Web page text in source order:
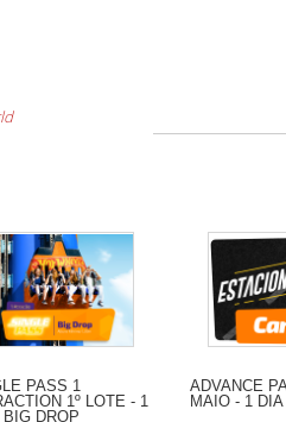
PASS 1
1º LOTE - 1
BIG DROP
ADVANCE
MAIO - 1